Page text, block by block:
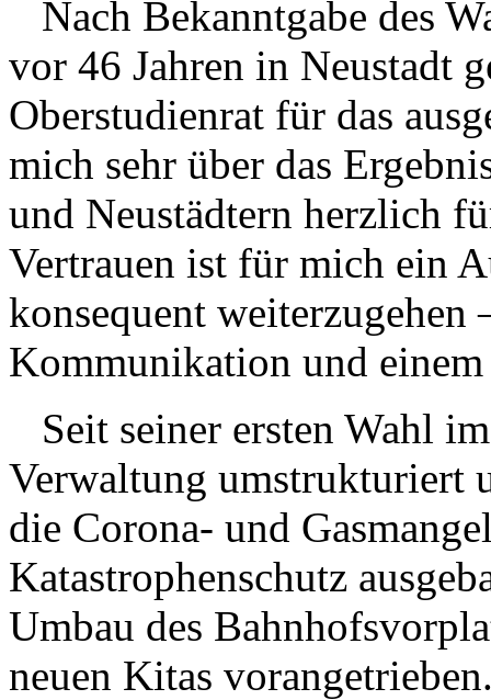
Nach Bekanntgabe des
vor 46 Jahren in Neustadt
Oberstudienrat für das
mich sehr über das
und Neustädtern herzlich
Vertrauen ist für mich ein
konsequent
Kommunikation und einem
Seit seiner ersten Wahl
Verwaltung umstrukturiert
die Corona- und
Katastrophenschutz
Umbau des
neuen Kitas